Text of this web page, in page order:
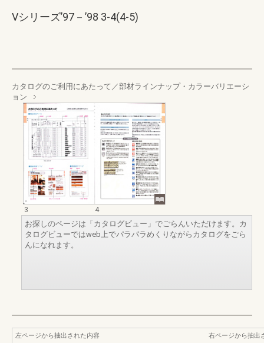
Vシリーズ’97－’98 3-4(4-5)
カタログのご利用にあたって／部材ラインナップ・カラーバリエーシ
ョン
3
4
お探しのページは「カタログビュー」でごらんいただけます。カ
タログビューではweb上でパラパラめくりながらカタログをごら
んになれます。
左ページから抽出された内容
右ページから抽出